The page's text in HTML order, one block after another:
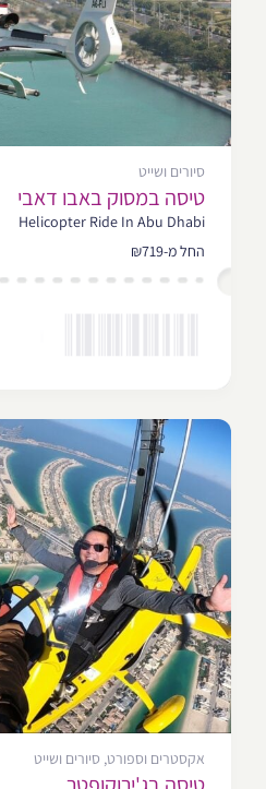
סיורים ושייט
טיסה במסוק באבו דאבי
Helicopter Ride In Abu Dhabi
החל מ-₪719
אקסטרים וספורט, סיורים ושייט